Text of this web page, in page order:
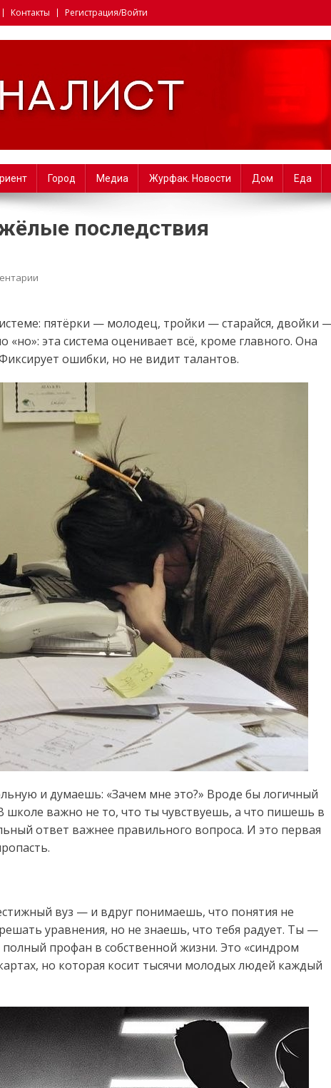
Контакты Регистрация/Войти
Факультет журналистики
Город Медиа Журфак. Новости Дом Еда
последствия
пятёрки — молодец, тройки — старайся, двойки
«но»: эта система оценивает всё, кроме главного. Она
ошибки, но не видит талантов.
и думаешь: «Зачем мне это?» Вроде бы логичный
школе важно не то, что ты чувствуешь, а что пишешь в
ответ важнее правильного вопроса. И это первая
вуз — и вдруг понимаешь, что понятия не
уравнения, но не знаешь, что тебя радует. Ты —
профан в собственной жизни. Это «синдром
но которая косит тысячи молодых людей каждый